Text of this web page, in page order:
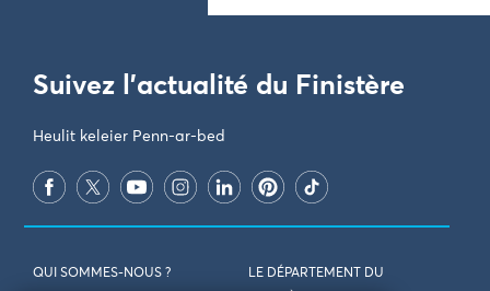
Suivez l'actualité du Finistère
Heulit keleier Penn-ar-bed
QUI SOMMES-NOUS ?
LE DÉPARTEMENT DU